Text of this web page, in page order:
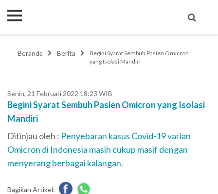
Beranda Berita
Begini Syarat Sembuh Pasien Omicron
yang Isolasi Mandiri
Senin, 21 Februari 2022 18:23 WIB
Begini Syarat Sembuh Pasien Omicron yang Isolasi
Mandiri
Ditinjau oleh : Penyebaran kasus Covid-19 varian
Omicron di Indonesia masih cukup masif dengan
menyerang berbagai kalangan.
Bagikan Artikel: